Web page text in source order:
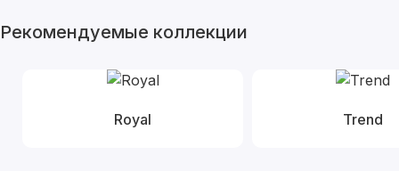
Рекомендуемые коллекции
Royal Trend